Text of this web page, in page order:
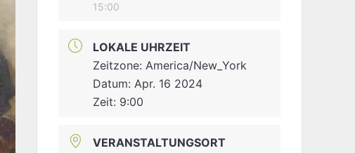
15:00
LOKALE UHRZEIT
Zeitzone: America/New_York
Datum: Apr. 16 2024
Zeit: 9:00
VERANSTALTUNGSORT